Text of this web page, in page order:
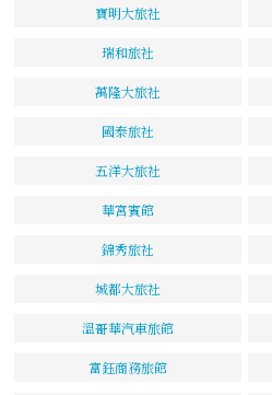
寶明大旅社
瑞和旅社
萬隆大旅社
國泰旅社
五洋大旅社
華宮賓館
錦秀旅社
城都大旅社
溫哥華汽車旅館
富鈺商務旅館